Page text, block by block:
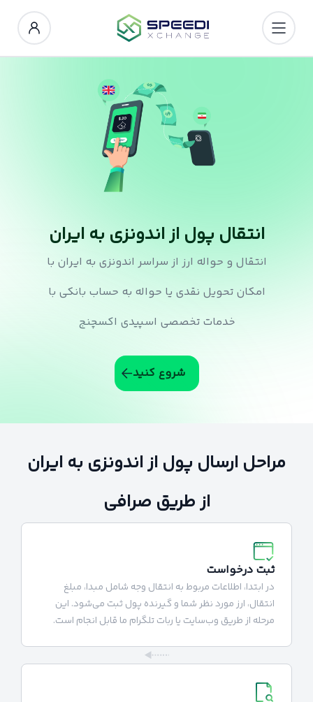
انتقال پول از اندونزی به ایران
انتقال و حواله ارز از سراسر اندونزی به ایران با
امکان تحویل نقدی یا حواله به حساب بانکی با
خدمات تخصصی اسپیدی اکسچنج
شروع کنید
مراحل ارسال پول از اندونزی به ایران
از طریق صرافی
ثبت درخواست
در ابتدا، اطلاعات مربوط به انتقال وجه شامل مبدا، مبلغ
انتقال، ارز مورد نظر شما و گیرنده پول ثبت می‌شود. این
مرحله از طریق وب‌سایت یا ربات تلگرام ما قابل انجام است.